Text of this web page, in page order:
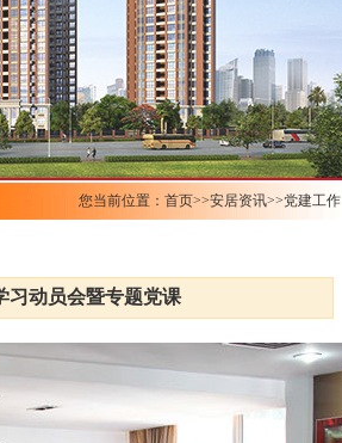
您当前位置：首页>>安居资讯>>党建工作
习动员会暨专题党课